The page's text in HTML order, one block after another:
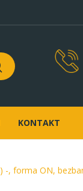
KONTAKT
-, forma ON,